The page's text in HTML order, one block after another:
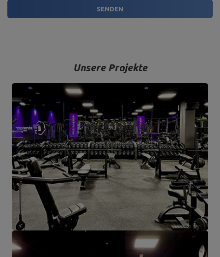
SENDEN
Unsere Projekte